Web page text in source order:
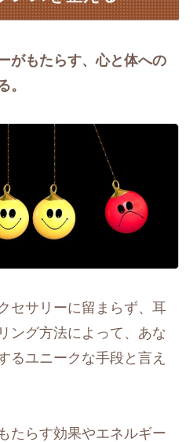
がもたらす、心と体への
。
セサリーに留まらず、耳
ング方法によって、あな
るユニークな手段と言え
たらす効果やエネルギー